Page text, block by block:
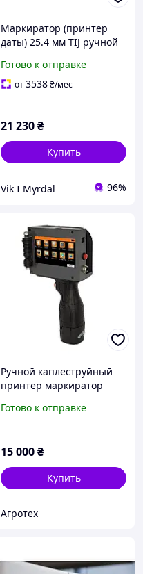
Маркиратор (принтер
даты) 25.4 мм TIJ ручной
Готово к отправке
от3538₴/мес
21 230₴
Купить
Vik I Myrdal 96%
Ручной каплеструйный
принтер маркиратор
Готово к отправке
15 000₴
Купить
Агротех